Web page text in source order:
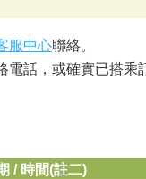
服中心聯絡。
電話，或確實已搭乘
/ 時間(註二)